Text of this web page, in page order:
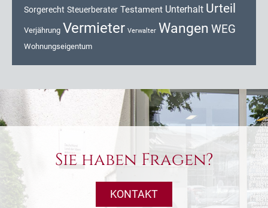
Sorgerecht Steuerberater Testament Unterhalt Urteil
Verjährung Vermieter Verwalter Wangen WEG
Wohnungseigentum
Sie haben Fragen?
KONTAKT